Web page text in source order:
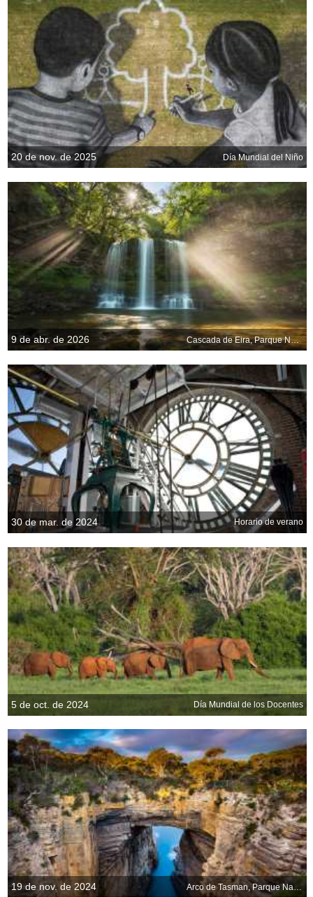
20 de nov. de 2025 Día Mundial del Niño
9 de abr. de 2026 Cascada de Eira, Parque Nacional de Bannau Brycheiniog, Gales
30 de mar. de 2024 Horario de verano
5 de oct. de 2024 Día Mundial de los Docentes
19 de nov. de 2024